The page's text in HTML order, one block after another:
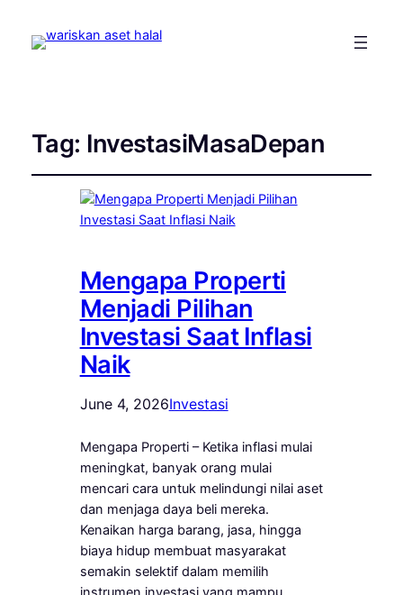
Tag: InvestasiMasaDepan
Mengapa Properti
Menjadi Pilihan
Investasi Saat Inflasi
Naik
June 4, 2026Investasi
Mengapa Properti – Ketika inflasi mulai
meningkat, banyak orang mulai
mencari cara untuk melindungi nilai aset
dan menjaga daya beli mereka.
Kenaikan harga barang, jasa, hingga
biaya hidup membuat masyarakat
semakin selektif dalam memilih